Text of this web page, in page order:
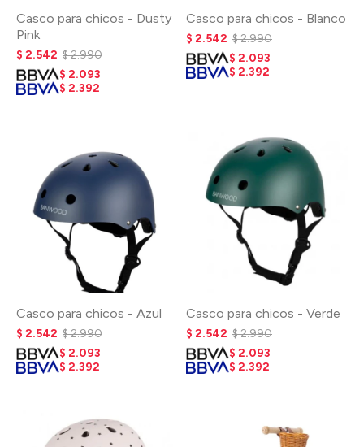
Casco para chicos - Dusty
Pink
$ 2.542 $2.990
$ 2.093
$ 2.392
Casco para chicos - Blanco
$ 2.542 $2.990
$ 2.093
$ 2.392
Casco para chicos - Azul
$ 2.542 $2.990
$ 2.093
$ 2.392
Casco para chicos - Verde
$ 2.542 $2.990
$ 2.093
$ 2.392